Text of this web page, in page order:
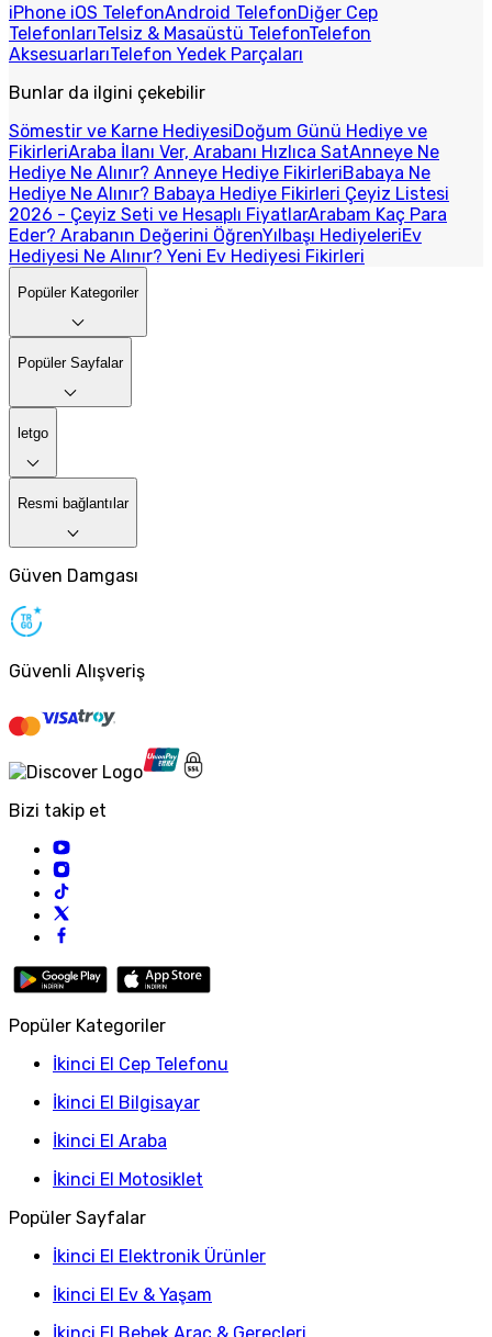
iPhone iOS TelefonAndroid TelefonDiğer Cep
TelefonlarıTelsiz & Masaüstü TelefonTelefon
AksesuarlarıTelefon Yedek Parçaları
Bunlar da ilgini çekebilir
Sömestir ve Karne HediyesiDoğum Günü Hediye ve
FikirleriAraba İlanı Ver, Arabanı Hızlıca SatAnneye Ne
Hediye Ne Alınır? Anneye Hediye FikirleriBabaya Ne
Hediye Ne Alınır? Babaya Hediye Fikirleri Çeyiz Listesi
2026 - Çeyiz Seti ve Hesaplı FiyatlarArabam Kaç Para
Eder? Arabanın Değerini ÖğrenYılbaşı HediyeleriEv
Hediyesi Ne Alınır? Yeni Ev Hediyesi Fikirleri
Popüler Kategoriler
Popüler Sayfalar
letgo
Resmi bağlantılar
Güven Damgası
Güvenli Alışveriş
Bizi takip et
Popüler Kategoriler
İkinci El Cep Telefonu
İkinci El Bilgisayar
İkinci El Araba
İkinci El Motosiklet
Popüler Sayfalar
İkinci El Elektronik Ürünler
İkinci El Ev & Yaşam